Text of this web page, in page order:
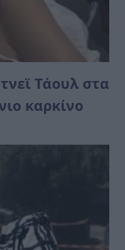
Τάουλ στα
καρκίνο